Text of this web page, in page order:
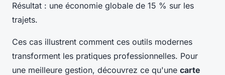
Résultat : une économie globale de 15 % sur les
trajets.
Ces cas illustrent comment ces outils modernes
transforment les pratiques professionnelles. Pour
une meilleure gestion, découvrez ce qu'une carte